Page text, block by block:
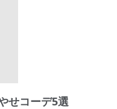
せコーデ5選